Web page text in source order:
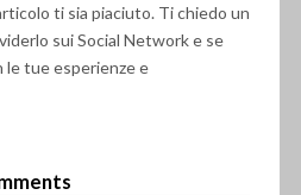
ti sia piaciuto. Ti chiedo un
sui Social Network e se
le tue esperienze e